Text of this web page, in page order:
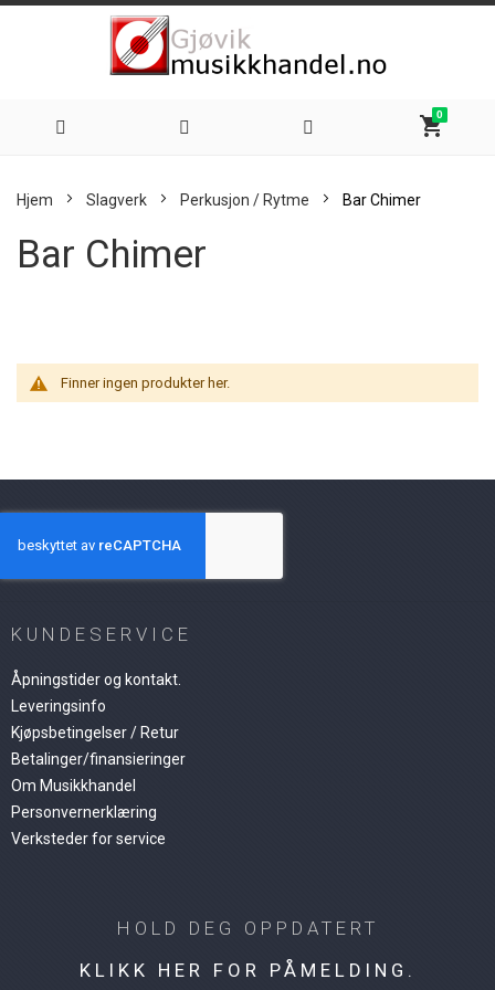
shopping_cart
0
innhold
Hjem Slagverk Perkusjon / Rytme Bar Chimer
Bar Chimer
Finner ingen produkter her.
KUNDESERVICE
Åpningstider og kontakt.
Leveringsinfo
Kjøpsbetingelser / Retur
Betalinger/finansieringer
Om Musikkhandel
Personvernerklæring
Verksteder for service
HOLD DEG OPPDATERT
KLIKK HER FOR PÅMELDING.